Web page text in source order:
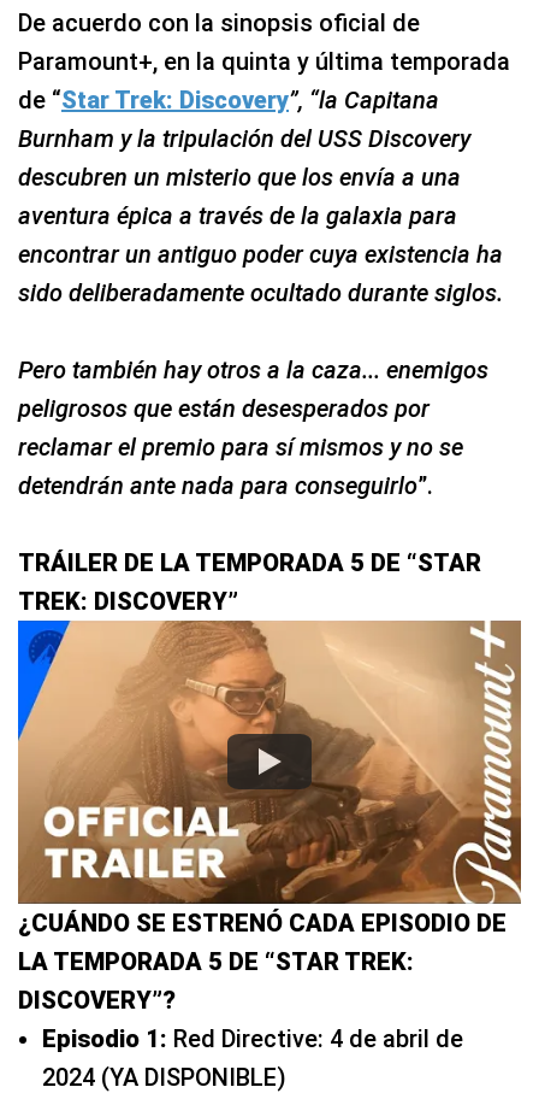
De acuerdo con la sinopsis oficial de
Paramount+, en la quinta y última temporada
de “Star Trek: Discovery”, “la Capitana
Burnham y la tripulación del USS Discovery
descubren un misterio que los envía a una
aventura épica a través de la galaxia para
encontrar un antiguo poder cuya existencia ha
sido deliberadamente ocultado durante siglos.
Pero también hay otros a la caza... enemigos
peligrosos que están desesperados por
reclamar el premio para sí mismos y no se
detendrán ante nada para conseguirlo”.
TRÁILER DE LA TEMPORADA 5 DE “STAR
TREK: DISCOVERY”
¿CUÁNDO SE ESTRENÓ CADA EPISODIO DE
LA TEMPORADA 5 DE “STAR TREK:
DISCOVERY”?
Episodio 1: Red Directive: 4 de abril de
2024 (YA DISPONIBLE)